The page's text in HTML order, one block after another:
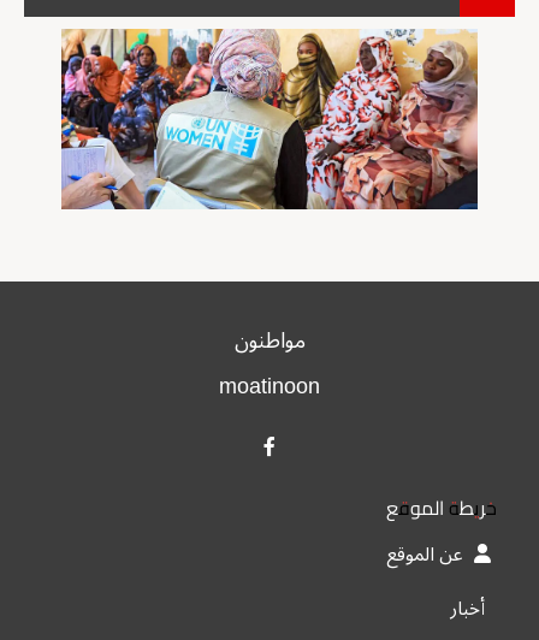
مواطنون
moatinoon
خريطة الموقع
عن الموقع
أخبار